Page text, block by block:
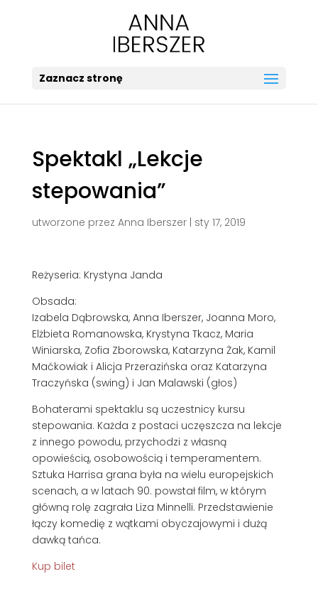
Zaznacz stronę
Spektakl „Lekcje
stepowania”
utworzone przez Anna Iberszer| sty 17, 2019
Reżyseria: Krystyna Janda
Obsada:
Izabela Dąbrowska, Anna Iberszer, Joanna Moro,
Elżbieta Romanowska, Krystyna Tkacz, Maria
Winiarska, Zofia Zborowska, Katarzyna Żak, Kamil
Maćkowiak i Alicja Przerazińska oraz Katarzyna
Traczyńska (swing) i Jan Malawski (głos)
Bohaterami spektaklu są uczestnicy kursu
stepowania. Każda z postaci uczęszcza na lekcje
z innego powodu, przychodzi z własną
opowieścią, osobowością i temperamentem.
Sztuka Harrisa grana była na wielu europejskich
scenach, a w latach 90. powstał film, w którym
główną rolę zagrała Liza Minnelli. Przedstawienie
łączy komedię z wątkami obyczajowymi i dużą
dawką tańca.
Kup bilet